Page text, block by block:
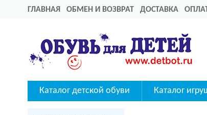
ГЛАВНАЯ ОБМЕН И ВОЗВРАТ ДОСТАВКА
Каталог детской обуви Каталог